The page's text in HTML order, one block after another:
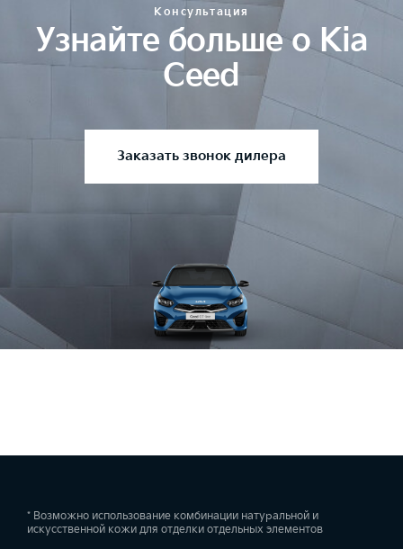
Консультация
Узнайте больше о Kia
Ceed
Заказать звонок дилера
* Возможно использование комбинации натуральной и
искусственной кожи для отделки отдельных элементов